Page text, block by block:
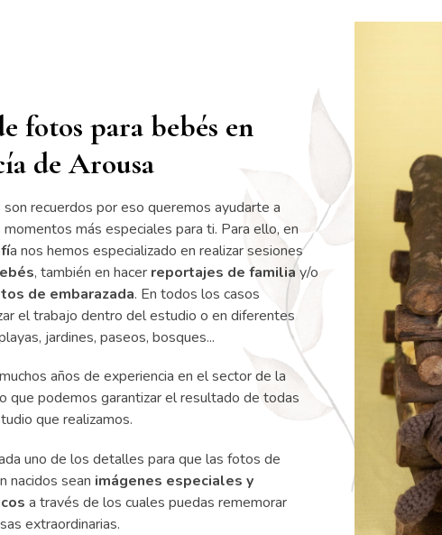
fotos para bebés en
de Arousa
recuerdos por eso queremos ayudarte a
más especiales para ti. Para ello, en
a nos hemos especializado en realizar sesiones
, también en hacer reportajes de familiay/o
de embarazada. En todos los casos
el trabajo dentro del estudio o en diferentes
jardines, paseos, bosques...
años de experiencia en el sector de la
que podemos garantizar el resultado de todas
que realizamos.
uno de los detalles para que las fotos de
nacidos sean imágenes especiales y
a través de los cuales puedas rememorar
extraordinarias.